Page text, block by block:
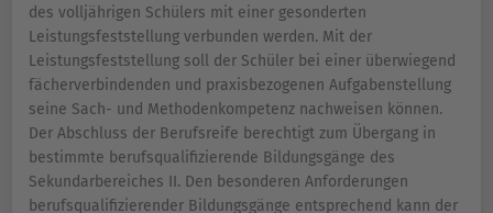
des volljährigen Schülers mit einer gesonderten
Leistungsfeststellung verbunden werden. Mit der
Leistungsfeststellung soll der Schüler bei einer überwiegend
fächerverbindenden und praxisbezogenen Aufgabenstellung
seine Sach- und Methodenkompetenz nachweisen können.
Der Abschluss der Berufsreife berechtigt zum Übergang in
bestimmte berufsqualifizierende Bildungsgänge des
Sekundarbereiches II. Den besonderen Anforderungen
berufsqualifizierender Bildungsgänge entsprechend kann der